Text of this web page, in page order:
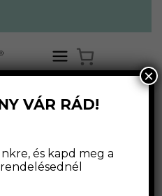
VÁR RÁD!
és kapd meg a
×